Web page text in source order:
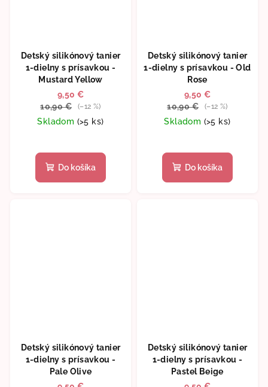
Detský silikónový tanier
1-dielny s prísavkou -
Mustard Yellow
9,50 €
10,90 €
(–12 %)
Skladom (>5 ks)
Do košíka
Detský silikónový tanier
1-dielny s prísavkou - Old
Rose
9,50 €
10,90 €
(–12 %)
Skladom (>5 ks)
Do košíka
Detský silikónový tanier
1-dielny s prísavkou -
Pale Olive
Detský silikónový tanier
1-dielny s prísavkou -
Pastel Beige